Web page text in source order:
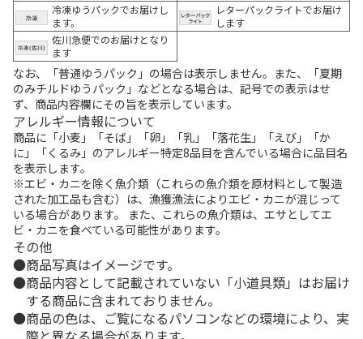
冷凍ゆうパックでお届けし
ます。
レターパックライトでお届け
します
佐川急便でのお届けとなり
ます
なお、「普通ゆうパック」の場合は表示しません。また、「夏期
のみチルドゆうパック」などとなる場合は、記号での表示はせ
ず、商品内容欄にその旨を表示しています。
アレルギー情報について
商品に「小麦」「そば」「卵」「乳」「落花生」「えび」「か
に」「くるみ」のアレルギー特定8品目を含んでいる場合に品目名
を表示します。
※エビ・カニを除く魚介類（これらの魚介類を原材料として製造
された加工品も含む）は、漁獲漁法によりエビ・カニが混じって
いる場合があります。 また、これらの魚介類は、エサとしてエ
ビ・カニを食べている可能性があります。
その他
商品写真はイメージです。
商品内容として記載されていない「小道具類」はお届け
する商品に含まれておりません。
商品の色は、ご覧になるパソコンなどの環境により、実